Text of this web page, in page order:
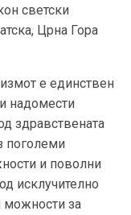
светски
Црна Гора
е единствен
надомести
здравствената
поголеми
и поволни
исклучително
можности за